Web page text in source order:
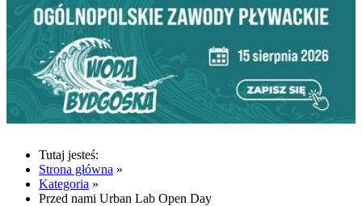
Tutaj jesteś:
Strona główna »
Kategoria »
Przed nami Urban Lab Open Day